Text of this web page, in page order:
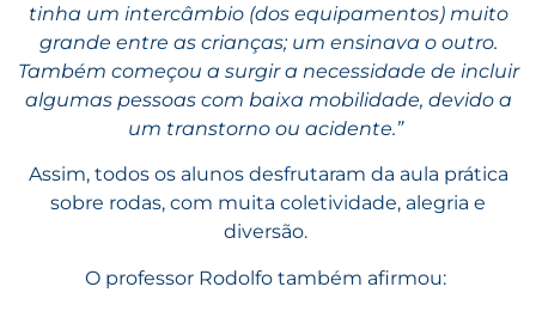
tinha um intercâmbio (dos equipamentos) muito
grande entre as crianças; um ensinava o outro.
Também começou a surgir a necessidade de incluir
algumas pessoas com baixa mobilidade, devido a
um transtorno ou acidente.”
Assim, todos os alunos desfrutaram da aula prática
sobre rodas, com muita coletividade, alegria e
diversão.
O professor Rodolfo também afirmou: